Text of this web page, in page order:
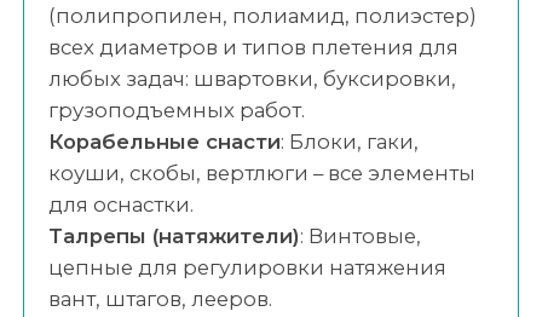
(полипропилен, полиамид, полиэстер)
всех диаметров и типов плетения для
любых задач: швартовки, буксировки,
грузоподъемных работ.
Корабельные снасти: Блоки, гаки,
коуши, скобы, вертлюги – все элементы
для оснастки.
Талрепы (натяжители): Винтовые,
цепные для регулировки натяжения
вант, штагов, лееров.